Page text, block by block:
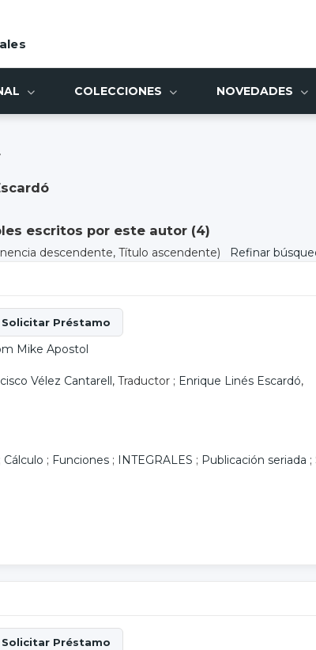
COLECCIONES NOVEDADES
escritos por este autor (4)
descendente, Título ascendente) Refinar
Mike Apostol
Vélez Cantarell, Traductor ; Enrique Linés Escardó,
Cálculo ; Funciones ; INTEGRALES ; Publicación seriada ;